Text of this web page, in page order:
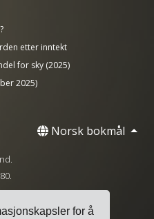
for å
etter inntekt
for sky (2025)
2025)
Norsk bokmål